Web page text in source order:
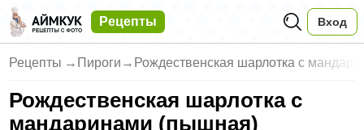
Рецепты Вход
Рецепты → Пироги → Рождественская шарлотка с
Рождественская шарлотка с
мандаринами (пышная)